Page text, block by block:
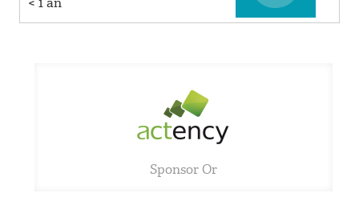
Sponsor Or